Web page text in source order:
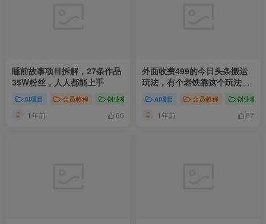
睡前故事项目拆解，27条作品
35W粉丝，人人都能上手
AI项目 会员教程 创业项目 AI赚钱法则 新媒体项目 爆
1年前 66
外面收费499的今日头条搬运
玩法，有个老铁靠这个玩法单
号总收益2w+
AI项目 会员教程 创业项目
1年前 67